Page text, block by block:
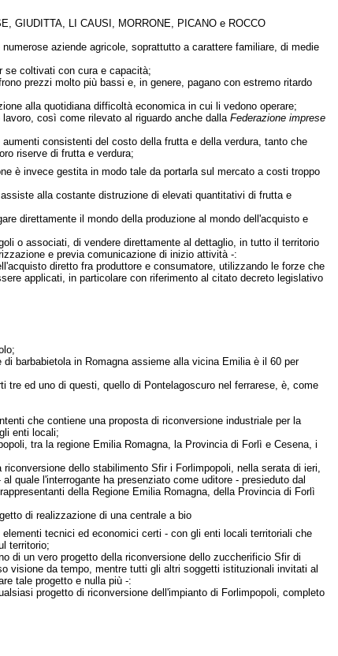
GIUDITTA, LI CAUSI, MORRONE, PICANO e ROCCO
aziende agricole, soprattutto a carattere familiare, di medie
se coltivati con cura e capacità;
prezzi molto più bassi e, in genere, pagano con estremo ritardo
alla quotidiana difficoltà economica in cui li vedono operare;
così come rilevato al riguardo anche dalla Federazione imprese
consistenti del costo della frutta e della verdura, tanto che
riserve di frutta e verdura;
è invece gestita in modo tale da portarla sul mercato a costi troppo
alla costante distruzione di elevati quantitativi di frutta e
direttamente il mondo della produzione al mondo dell'acquisto e
o associati, di vendere direttamente al dettaglio, in tutto il territorio
e previa comunicazione di inizio attività -:
diretto fra produttore e consumatore, utilizzando le forze che
applicati, in particolare con riferimento al citato decreto legislativo
barbabietola in Romagna assieme alla vicina Emilia è il 60 per
ed uno di questi, quello di Pontelagoscuro nel ferrarese, è, come
che contiene una proposta di riconversione industriale per la
enti locali;
tra la regione Emilia Romagna, la Provincia di Forlì e Cesena, i
dello stabilimento Sfir i Forlimpopoli, nella serata di ieri,
quale l'interrogante ha presenziato come uditore - presieduto dal
della Regione Emilia Romagna, della Provincia di Forlì
di realizzazione di una centrale a bio
tecnici ed economici certi - con gli enti locali territoriali che
territorio;
di un vero progetto della riconversione dello zuccherificio Sfir di
visione da tempo, mentre tutti gli altri soggetti istituzionali invitati al
tale progetto e nulla più -:
progetto di riconversione dell'impianto di Forlimpopoli, completo